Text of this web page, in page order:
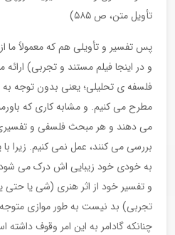
تأویل متن، ص ۵۸۵)
پس تفسیر و تأویلی هم که معمولاً ما
و در اینجا فیلم مستند و تجربی)
فلسفه ی تحلیلی؛ یعنی بدون توجه به
مطرح می کنیم. و مشابه کاری که
می دهند و هر مبحث فلسفی و تفسیری
بررسی می کنند، عمل نمی کنیم. زیرا
به خودی خود زیبایی اش درک می شود.
و تفسیر خود از اثر هنری (شی یا حتی
تجربی) بد نیست به طور موازی
چنانکه گادامر به این امر وقوف داشته